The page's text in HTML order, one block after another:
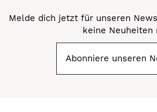
Melde dich jetzt für unseren
keine Neuheiten
Abonniere unseren